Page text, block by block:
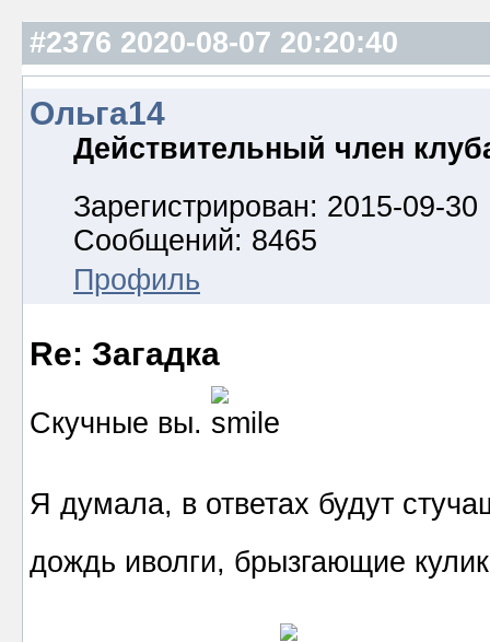
#2376 2020-08-07 20:20:40
Ольга14
Действительный член
Зарегистрирован: 2015-09-30
Сообщений: 8465
Профиль
Re: Загадка
Скучные вы.
Я думала, в ответах будут
дождь иволги, брызгающие